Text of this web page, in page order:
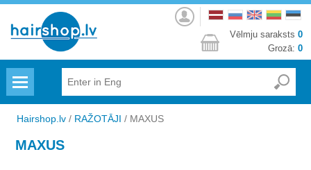
Autorizēties
Vēlmju saraksts 0
Grozā: 0
Hairshop.lv / RAŽOTĀJI / MAXUS
MAXUS